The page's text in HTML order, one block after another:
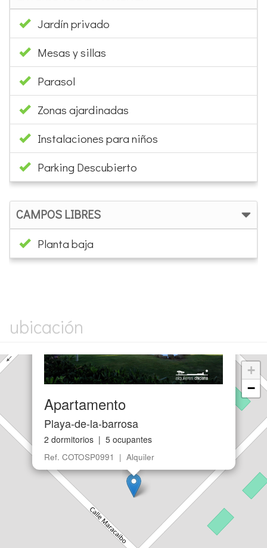
Jardín privado
Mesas y sillas
Parasol
Zonas ajardinadas
Instalaciones para niños
Parking Descubierto
CAMPOS LIBRES
Planta baja
ubicación
Apartamento
Playa-de-la-barrosa
2 dormitorios | 5 ocupantes
Ref. COTOSP0991 | Alquiler
+
−